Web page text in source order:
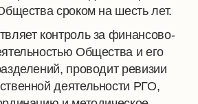
сроком на шесть лет.
контроль за финансово-
Общества и его
проводит ревизии
деятельности РГО,